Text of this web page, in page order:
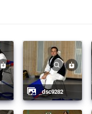
_dsc9282